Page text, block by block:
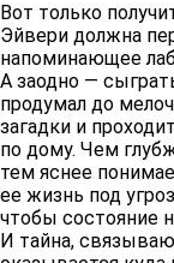
Вот только
Эйвери должна
напоминающее
А заодно —
продумал до
загадки и
по дому. Чем
тем яснее
ее жизнь под
чтобы состояние
И тайна,